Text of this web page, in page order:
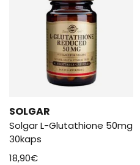
SOLGAR
Solgar L-Glutathione 50mg
30kaps
18,90€